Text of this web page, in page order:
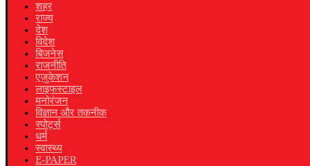
शहर
राज्य
देश
विदेश
बिजनेस
राजनीति
एजुकेशन
लाइफस्टाइल
मनोरंजन
विज्ञान और तकनीक
स्पोर्ट्स
धर्म
स्वास्थ्य
E-PAPER